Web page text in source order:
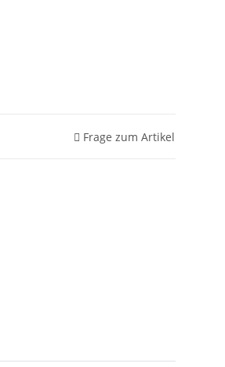
Frage zum Artikel